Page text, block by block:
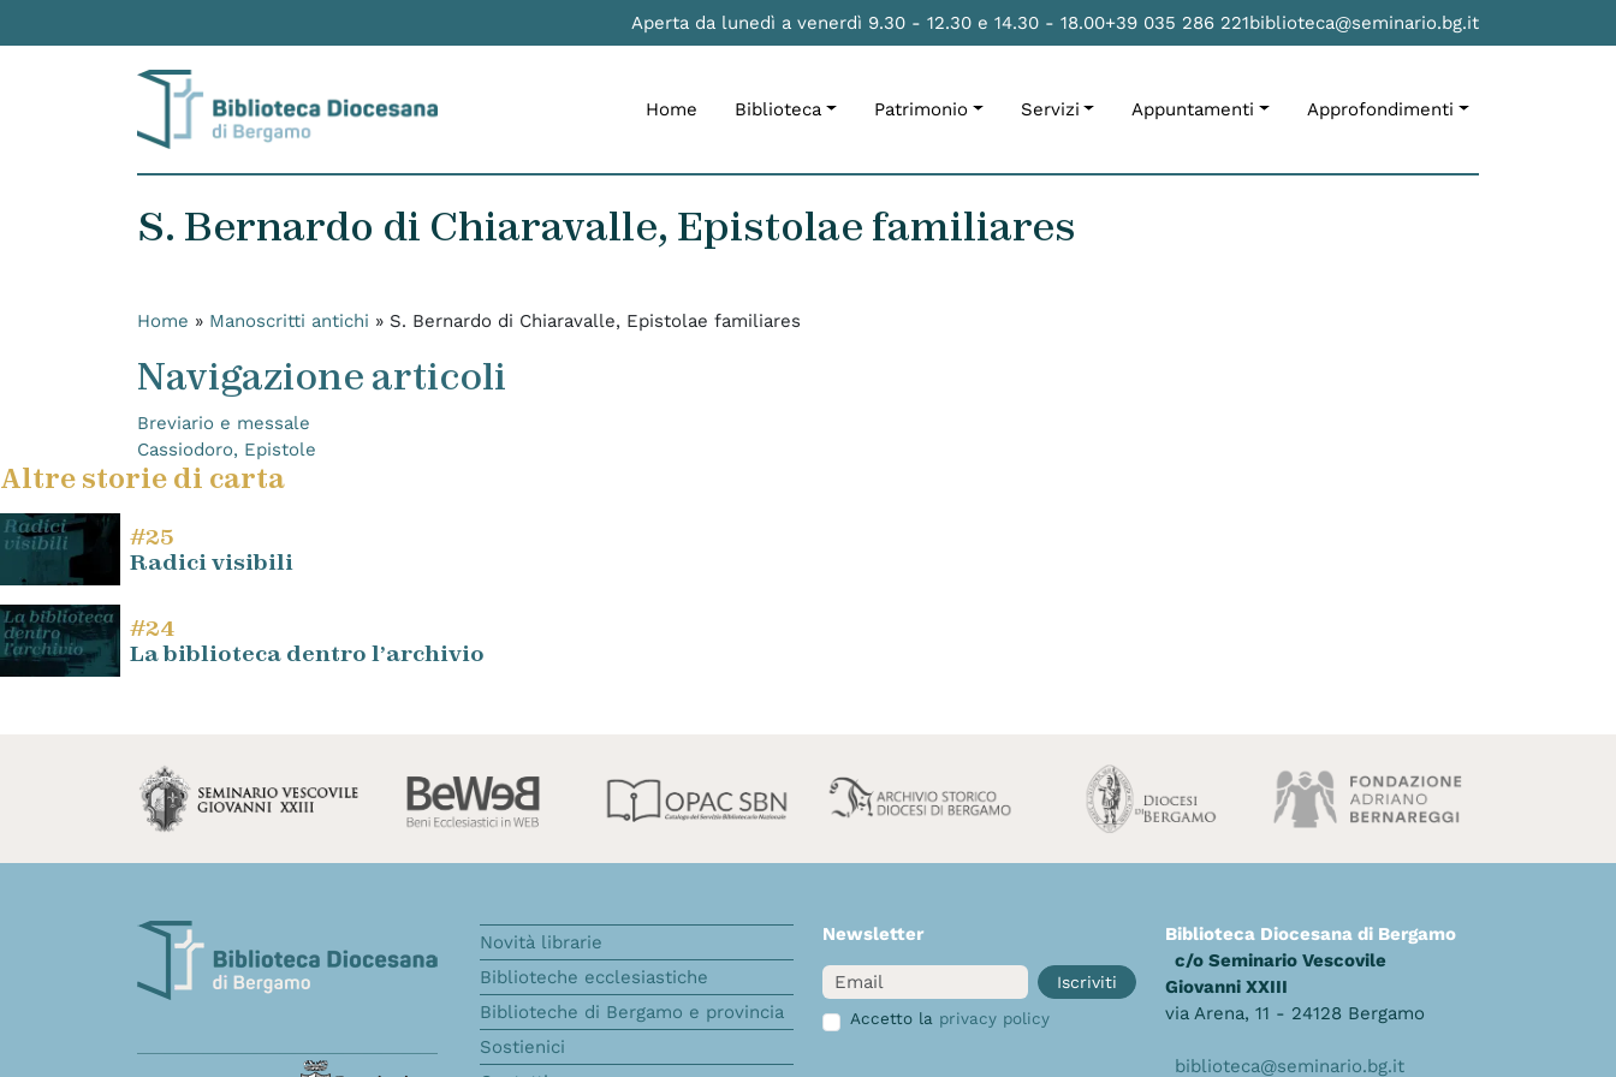
Aperta da lunedì a venerdì 9.30 - 12.30 e 14.30 - 18.00+39 035 286 221biblioteca@seminario.bg.it
Home Biblioteca Patrimonio Servizi Appuntamenti Approfondimenti
S. Bernardo di Chiaravalle, Epistolae familiares
Home » Manoscritti antichi » S. Bernardo di Chiaravalle, Epistolae familiares
Navigazione articoli
Breviario e messale
Cassiodoro, Epistole
Altre storie di carta
#25
Radici visibili
#24
La biblioteca dentro l’archivio
Novità librarie
Biblioteche ecclesiastiche
Biblioteche di Bergamo e provincia
Sostienici
Newsletter
Email
Iscriviti
Accetto la privacy policy
Biblioteca Diocesana di Bergamo
c/o Seminario Vescovile
Giovanni XXIII
via Arena, 11 - 24128 Bergamo
biblioteca@seminario.bg.it